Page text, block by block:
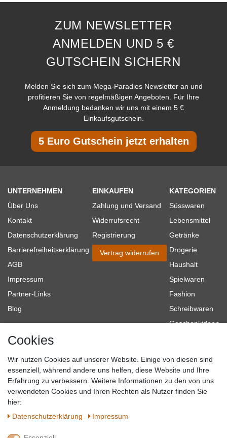
ZUM NEWSLETTER
ANMELDEN UND 5 €
GUTSCHEIN SICHERN
Melden Sie sich zum Mega-Paradies Newsletter an und
profitieren Sie von regelmäßigen Angeboten. Für Ihre
Anmeldung bedanken wir uns mit einem 5 €
Einkaufsgutschein.
5 Euro Gutschein jetzt erhalten
UNTERNEHMEN
Über Uns
Kontakt
Datenschutzerklärung
Barrierefreiheitserklärung
AGB
Impressum
Partner-Links
Blog
EINKAUFEN
Zahlung und Versand
Widerrufsrecht
Registrierung
Vertrag widerrufen
KATEGORIEN
Süsswaren
Lebensmittel
Getränke
Drogerie
Haushalt
Spielwaren
Fashion
Schreibwaren
Geschenkideen
Topmarken
SICHER EINKAUFEN WIR AKZEPTIEREN
Cookies
Wir nutzen Cookies auf unserer Website. Einige von diesen sind
essenziell, während andere uns helfen, diese Website und Ihre
Erfahrung zu verbessern. Weitere Informationen zu den von uns
verwendeten Cookies und Ihren Rechten als Nutzer finden Sie
hier:
Daten­schutz­erklärung
Impressum